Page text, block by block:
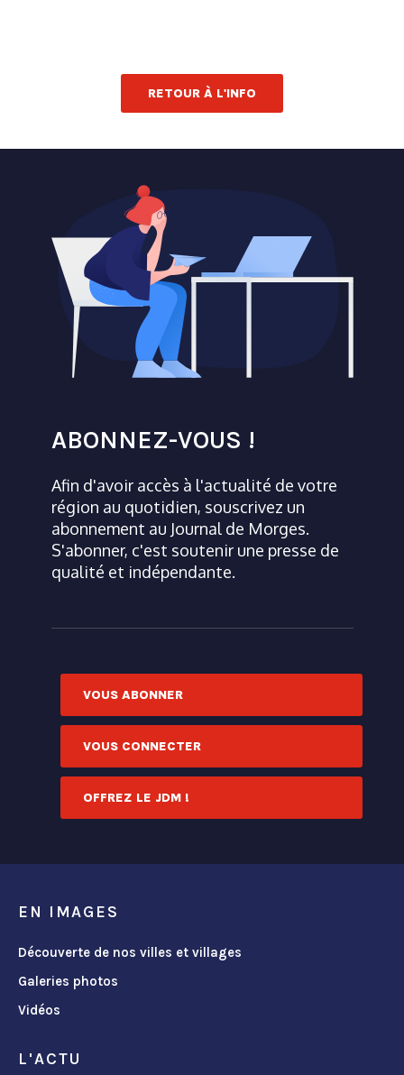
RETOUR À L'INFO
ABONNEZ-VOUS !
Afin d'avoir accès à l'actualité de votre
région au quotidien, souscrivez un
abonnement au Journal de Morges.
S'abonner, c'est soutenir une presse de
qualité et indépendante.
VOUS ABONNER
VOUS CONNECTER
OFFREZ LE JDM !
EN IMAGES
Découverte de nos villes et villages
Galeries photos
Vidéos
L'ACTU